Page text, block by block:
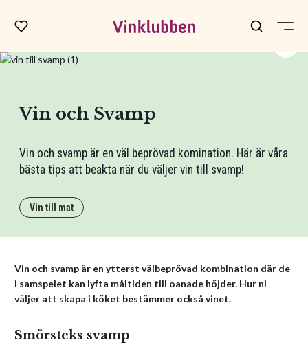
Vin och Svamp
Vin och svamp är en väl beprövad komination. Här är våra
bästa tips att beakta när du väljer vin till svamp!
Vin till mat
Vin och svamp är en ytterst välbeprövad kombination där de
i samspelet kan lyfta måltiden till oanade höjder. Hur ni
väljer att skapa i köket bestämmer också vinet.
Smörsteks svamp